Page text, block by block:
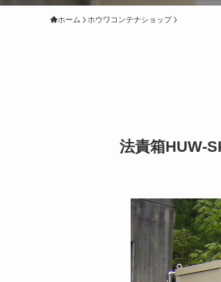
ホーム ホウワコンテナショップ
法責箱HUW-